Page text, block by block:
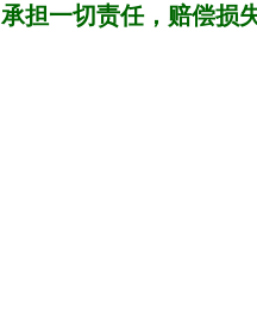
承担一切责任，赔偿损